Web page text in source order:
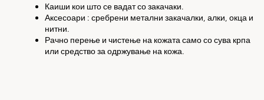
Каиши кои што се вадат со закачаки.
Аксесоари : сребрени метални закачалки, алки, окца и
нитни.
Рачно перење и чистење на кожата само со сува крпа
или средство за одржување на кожа.